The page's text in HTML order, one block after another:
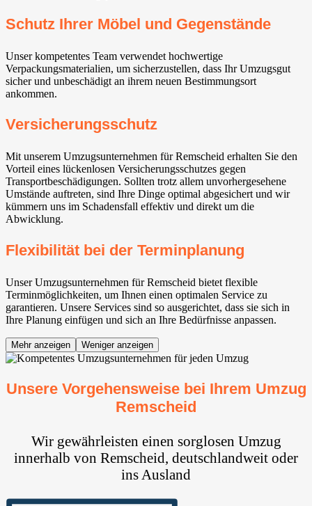
Schutz Ihrer Möbel und Gegenstände
Unser kompetentes Team verwendet hochwertige
Verpackungsmaterialien, um sicherzustellen, dass Ihr Umzugsgut
sicher und unbeschädigt an ihrem neuen Bestimmungsort
ankommen.
Versicherungsschutz
Mit unserem Umzugsunternehmen für Remscheid erhalten Sie den
Vorteil eines lückenlosen Versicherungsschutzes gegen
Transportbeschädigungen. Sollten trotz allem unvorhergesehene
Umstände auftreten, sind Ihre Dinge optimal abgesichert und wir
kümmern uns im Schadensfall effektiv und direkt um die
Abwicklung.
Flexibilität bei der Terminplanung
Unser Umzugsunternehmen für Remscheid bietet flexible
Terminmöglichkeiten, um Ihnen einen optimalen Service zu
garantieren. Unsere Services sind so ausgerichtet, dass sie sich in
Ihre Planung einfügen und sich an Ihre Bedürfnisse anpassen.
Mehr anzeigen Weniger anzeigen
Unsere Vorgehensweise bei Ihrem Umzug
Remscheid
Wir gewährleisten einen sorglosen Umzug
innerhalb von Remscheid, deutschlandweit oder
ins Ausland